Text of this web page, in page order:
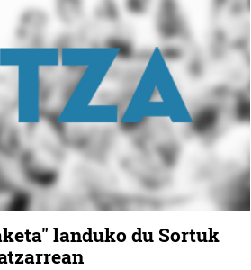
landuko du Sortuk